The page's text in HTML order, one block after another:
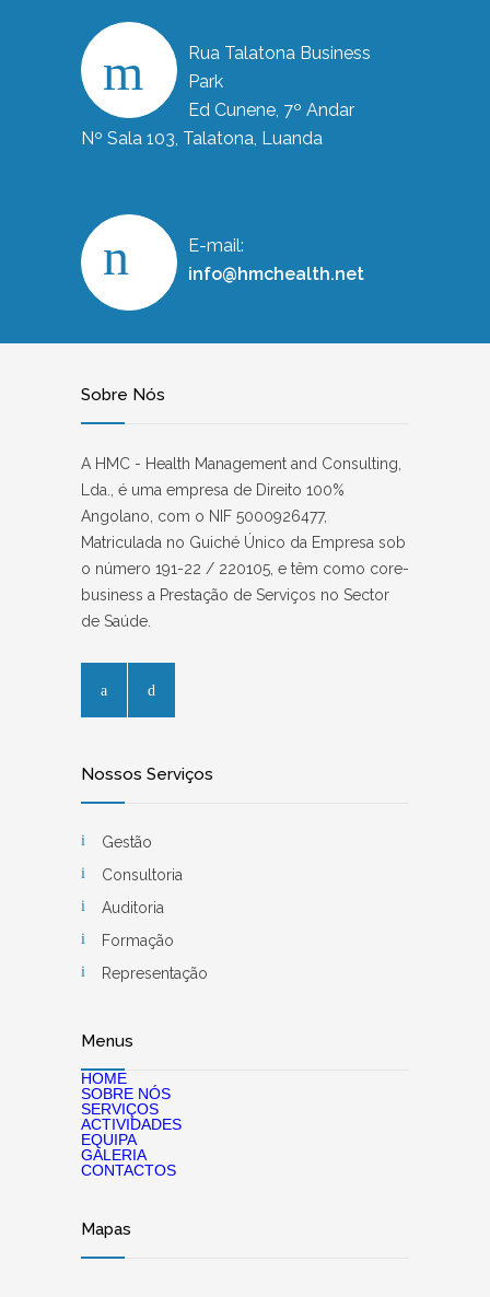
Rua Talatona Business
Park
Ed Cunene, 7º Andar
Nº Sala 103, Talatona, Luanda
E-mail:
info@hmchealth.net
Sobre Nós
A HMC - Health Management and Consulting,
Lda., é uma empresa de Direito 100%
Angolano, com o NIF 5000926477,
Matriculada no Guiché Único da Empresa sob
o número 191-22 / 220105, e têm como core-
business a Prestação de Serviços no Sector
de Saúde.
Nossos Serviços
Gestão
Consultoria
Auditoria
Formação
Representação
Menus
HOME
SOBRE NÓS
SERVIÇOS
ACTIVIDADES
EQUIPA
GALERIA
CONTACTOS
Mapas